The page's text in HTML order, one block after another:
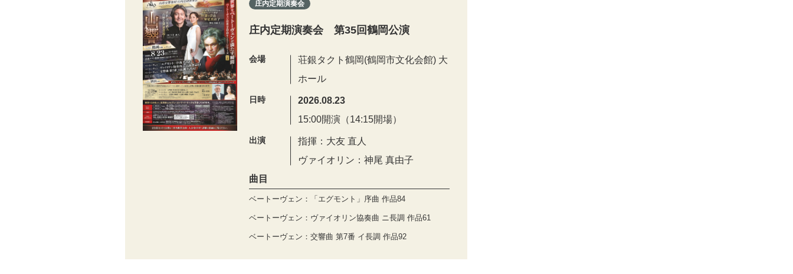
庄内定期演奏会
庄内定期演奏会 第35回鶴岡公演
会場
荘銀タクト鶴岡(鶴岡市文化会館) 大
ホール
日時
2026.08.23
15:00開演（14:15開場）
出演
指揮：大友 直人
ヴァイオリン：神尾 真由子
曲目
ベートーヴェン：「エグモント」序曲 作品84
ベートーヴェン：ヴァイオリン協奏曲 ニ長調 作品61
ベートーヴェン：交響曲 第7番 イ長調 作品92